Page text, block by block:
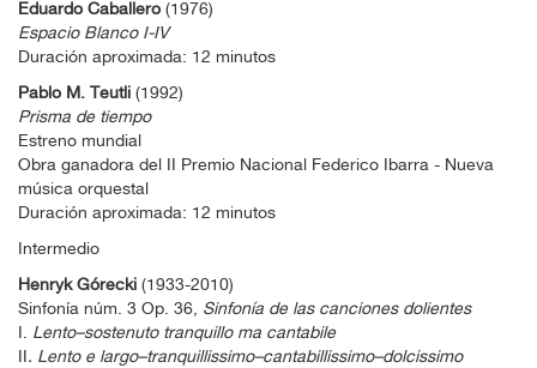
Eduardo Caballero (1976)
Espacio Blanco I-IV
Duración aproximada: 12 minutos
Pablo M. Teutli (1992)
Prisma de tiempo
Estreno mundial
Obra ganadora del II Premio Nacional Federico Ibarra - Nueva
música orquestal
Duración aproximada: 12 minutos
Intermedio
Henryk Górecki (1933-2010)
Sinfonía núm. 3 Op. 36, Sinfonía de las canciones dolientes
I. Lento–sostenuto tranquillo ma cantabile
II. Lento e largo–tranquillissimo–cantabillissimo–dolcissimo